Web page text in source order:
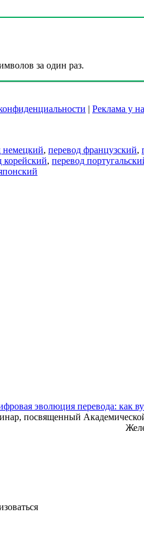
за один раз.
| Реклама у
немецкий, перевод французский,
корейский, перевод
эволюция перевода: как
посвященный